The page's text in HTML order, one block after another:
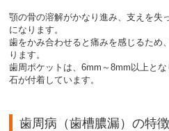
顎の骨の溶解がかなり進み、支えを失
になります。
歯をかみ合わせると痛みを感じるため
ります。
歯周ポケットは、6mm～8mm以上と
石が付着しています。
歯周病（歯槽膿漏）の特徴